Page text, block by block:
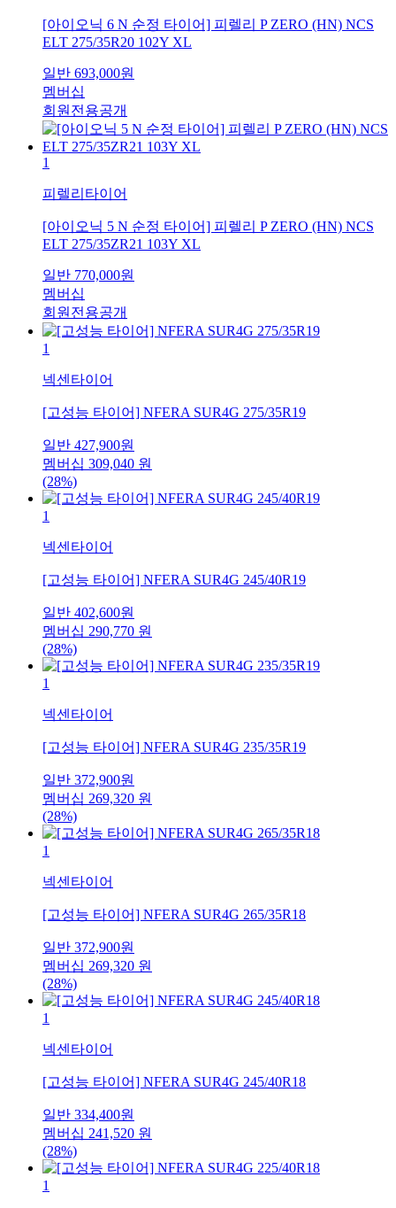
[아이오닉 6 N 순정 타이어] 피렐리 P ZERO (HN) NCS
ELT 275/35R20 102Y XL
일반 693,000원
멤버십
회원전용공개
1
피렐리타이어
[아이오닉 5 N 순정 타이어] 피렐리 P ZERO (HN) NCS
ELT 275/35ZR21 103Y XL
일반 770,000원
멤버십
회원전용공개
1
넥센타이어
[고성능 타이어] NFERA SUR4G 275/35R19
일반 427,900원
멤버십 309,040 원
(28%)
1
넥센타이어
[고성능 타이어] NFERA SUR4G 245/40R19
일반 402,600원
멤버십 290,770 원
(28%)
1
넥센타이어
[고성능 타이어] NFERA SUR4G 235/35R19
일반 372,900원
멤버십 269,320 원
(28%)
1
넥센타이어
[고성능 타이어] NFERA SUR4G 265/35R18
일반 372,900원
멤버십 269,320 원
(28%)
1
넥센타이어
[고성능 타이어] NFERA SUR4G 245/40R18
일반 334,400원
멤버십 241,520 원
(28%)
1